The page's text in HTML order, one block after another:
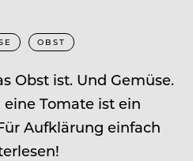
OBST
Obst ist. Und Gemüse.
Tomate ist ein
Aufklärung einfach